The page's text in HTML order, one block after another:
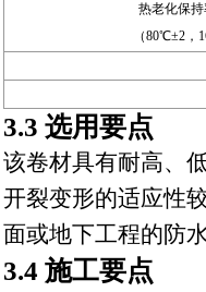
热老化保
（80℃±2，
3.3 选用要点
该卷材具有耐高、
开裂变形的适应性
面或地下工程的防
3.4 施工要点